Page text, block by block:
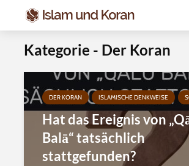
Kategorie - Der Koran
DER KORAN ISLAMISCHE DENKWEISE
Hat das Ereignis von
Balā“ tatsächlich
stattgefunden?